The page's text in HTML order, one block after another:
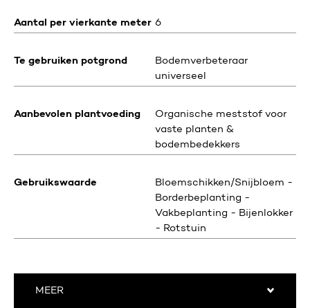
Aantal per vierkante meter 6
Te gebruiken potgrond
Bodemverbeteraar
universeel
Aanbevolen plantvoeding
Organische meststof voor
vaste planten &
bodembedekkers
Gebruikswaarde
Bloemschikken/Snijbloem -
Borderbeplanting -
Vakbeplanting - Bijenlokker
- Rotstuin
MEER